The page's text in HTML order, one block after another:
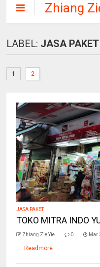
Zhiang
LABEL: JASA PAKET
1 2
JASA PAKET
TOKO MITRA INDO
Zhiang Zie Yie 0 Mar
... Readmore